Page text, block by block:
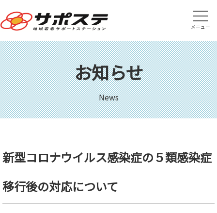
メニュー
お知らせ
News
新型コロナウイルス感染症の５類感染症
移行後の対応について